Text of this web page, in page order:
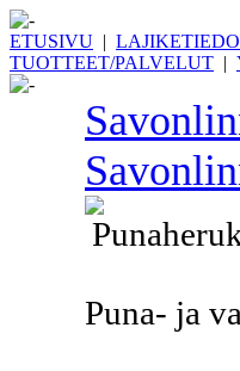
ETUSIVU |
TUOTTEET/PALVELUT |
Puna- ja